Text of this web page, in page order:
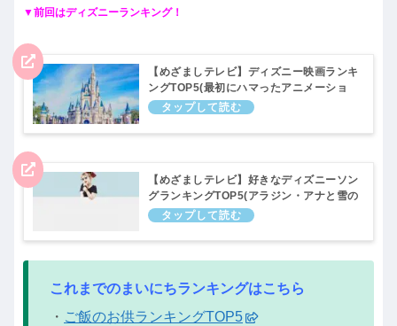
▼前回はディズニーランキング！
【めざましテレビ】ディズニー映画ランキ
ングTOP5(最初にハマったアニメーショ
ン)まいにちランキング｜10月13日
【めざましテレビ】好きなディズニーソン
グランキングTOP5(アラジン・アナと雪の
女王など)まいにちランキング｜10月14日
これまでのまいにちランキングはこちら
・ ご飯のお供ランキングTOP5